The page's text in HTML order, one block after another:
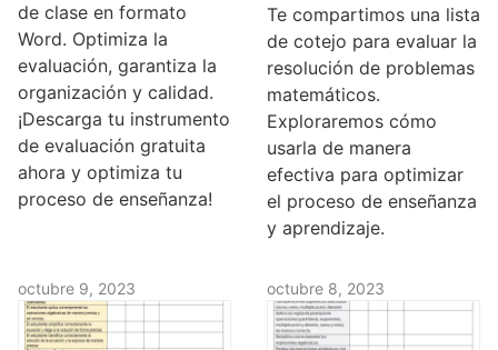
de clase en formato
Word. Optimiza la
evaluación, garantiza la
organización y calidad.
¡Descarga tu instrumento
de evaluación gratuita
ahora y optimiza tu
proceso de enseñanza!
Te compartimos una lista
de cotejo para evaluar la
resolución de problemas
matemáticos.
Exploraremos cómo
usarla de manera
efectiva para optimizar
el proceso de enseñanza
y aprendizaje.
octubre 9, 2023 octubre 8, 2023